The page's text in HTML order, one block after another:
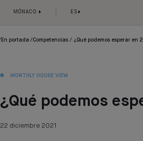
MÓNACO ES
En portada Competencias ¿Qué podemos esperar en
MONTHLY HOUSE VIEW
¿Qué podemos
22 diciembre 2021